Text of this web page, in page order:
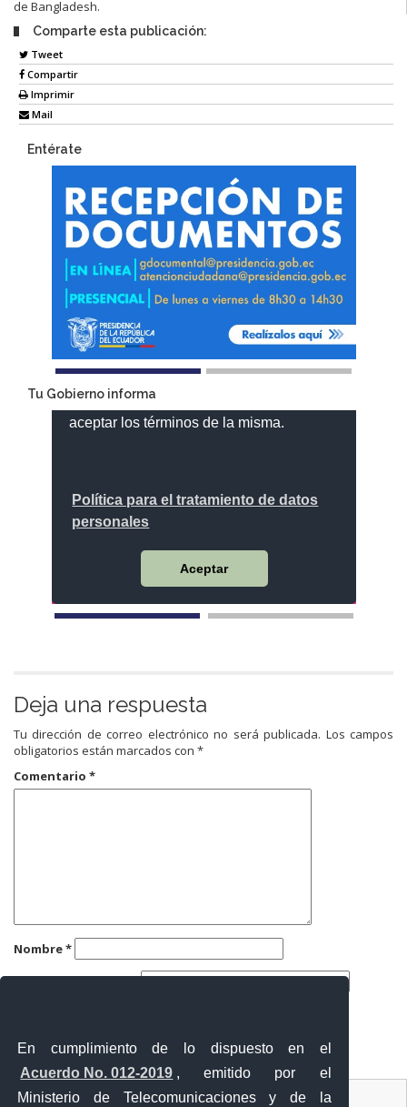
En cumplimiento de lo dispuesto en el
Acuerdo No. 012-2019 , emitido por el
Ministerio de Telecomunicaciones y de la
de Bangladesh.
Comparte esta publicación:
Tweet
Compartir
Imprimir
Mail
Entérate
Tu Gobierno informa
Deja una respuesta
Tu dirección de correo electrónico no será publicada. Los campos
obligatorios están marcados con *
Comentario *
Nombre*
Correo electrónico*
Contacto Ciudadano